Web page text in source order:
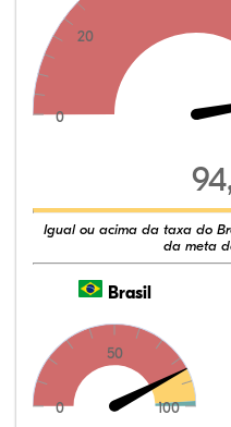
0
20
Igual ou acima da taxa do
da meta
Brasil
0
50
100